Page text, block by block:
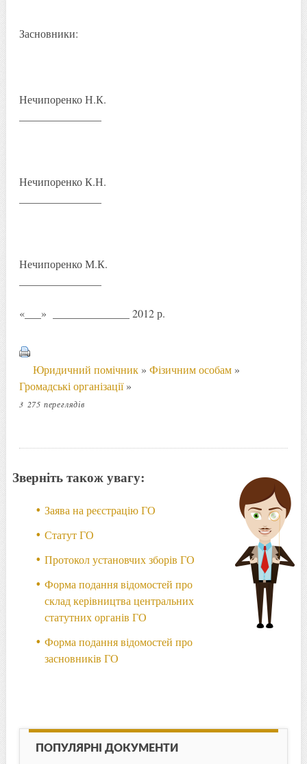
Засновники:
Нечипоренко Н.К.
Нечипоренко К.Н.
Нечипоренко М.К.
«___» ______________ 2012 р.
Юридичний помічник» Фізичним особам»
Громадські організації»
3 275 переглядів
Зверніть також увагу:
Заява на реєстрацію ГО
Статут ГО
Протокол установчих зборів ГО
Форма подання відомостей про
склад керівництва центральних
статутних органів ГО
Форма подання відомостей про
засновників ГО
ПОПУЛЯРНІ ДОКУМЕНТИ